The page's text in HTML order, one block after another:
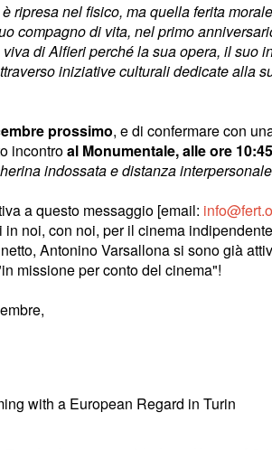
ripresa nel fisico, ma quella ferita
compagno di vita, nel primo
di Alfieri perché la sua opera, il suo
iniziative culturali dedicate alla
prossimo, e di confermare con
incontroal Monumentale, alle ore 10:45
indossata e distanza interpersonale
a questo messaggio [email:
noi, con noi, per il cinema
Antonino Varsallona si sono già
missione per conto del cinema"!
with a European Regard in Turin